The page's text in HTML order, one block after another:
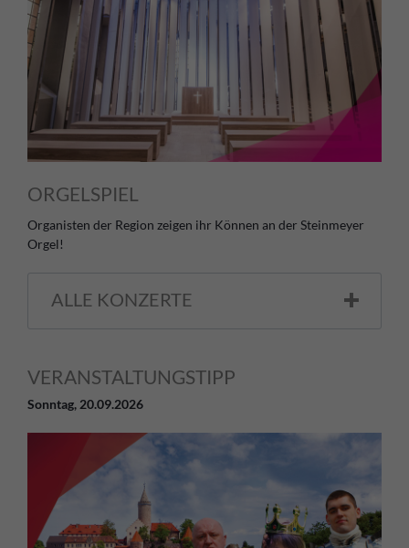
ORGELSPIEL
Organisten der Region zeigen ihr Können an der Steinmeyer
Orgel!
ALLE KONZERTE
VERANSTALTUNGSTIPP
Sonntag, 20.09.2026